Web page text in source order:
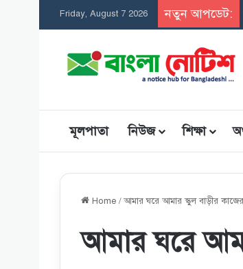
Friday, August 7 2026 নতুন আপডেট:
মূলপাতা নিউজ শিক্ষা
Home /আমার ঘরে আমার স্কুল বাড়ীর
আমার ঘরে